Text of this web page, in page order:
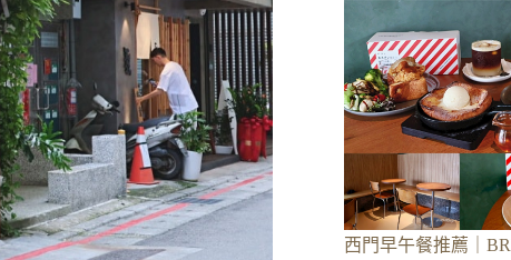
西門早午餐推薦｜